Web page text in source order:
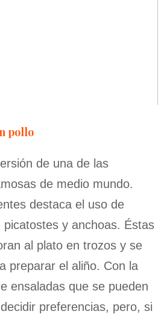
pollo
de una de las
de medio mundo.
destaca el uso de
picatostes y anchoas. Éstas
al plato en trozos y se
preparar el aliño. Con la
ensaladas que se pueden
preferencias, pero, si